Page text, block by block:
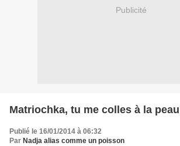
Publicité
Matriochka, tu me colles à la peau
Publié le 16/01/2014 à 06:32
Par Nadja alias comme un poisson